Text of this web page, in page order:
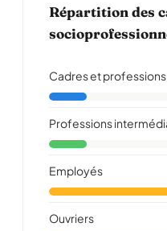
Répartition des
Cadres et
Professions
Employés
Ouvriers